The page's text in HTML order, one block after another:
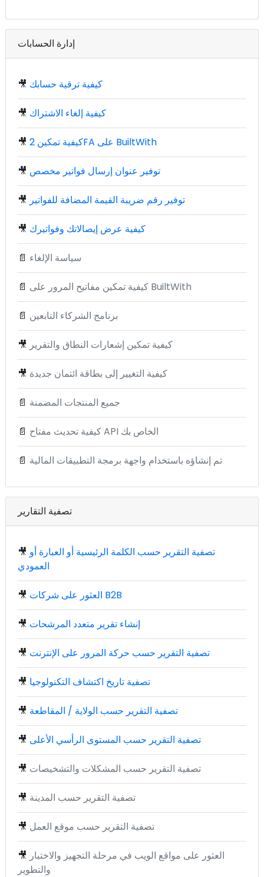
إدارة الحسابات
🎥 كيفية ترقية حسابك
🎥 كيفية إلغاء الاشتراك
🎥 كيفية تمكين 2FA على BuiltWith
🎥 توفير عنوان إرسال فواتير مخصص
🎥 توفير رقم ضريبة القيمة المضافة للفواتير
🎥 كيفية عرض إيصالاتك وفواتيرك
📄 سياسة الإلغاء
📄 كيفية تمكين مفاتيح المرور على BuiltWith
📄 برنامج الشركاء التابعين
🎥 كيفية تمكين إشعارات النطاق والتقرير
🎥 كيفية التغيير إلى بطاقة ائتمان جديدة
📄 جميع المنتجات المضمنة
📄 كيفية تحديث مفتاح API الخاص بك
📄 تم إنشاؤه باستخدام واجهة برمجة التطبيقات المالية
تصفية التقارير
🎥 تصفية التقرير حسب الكلمة الرئيسية أو العبارة أو
العمودي
🎥 العثور على شركات B2B
🎥 إنشاء تقرير متعدد المرشحات
🎥 تصفية التقرير حسب حركة المرور على الإنترنت
🎥 تصفية تاريخ اكتشاف التكنولوجيا
🎥 تصفية التقرير حسب الولاية / المقاطعة
🎥 تصفية التقرير حسب المستوى الرأسي الأعلى
🎥 تصفية التقرير حسب المشكلات والتشخيصات
🎥 تصفية التقرير حسب المدينة
🎥 تصفية التقرير حسب موقع العمل
🎥 العثور على مواقع الويب في مرحلة التجهيز والاختبار
والتطوير